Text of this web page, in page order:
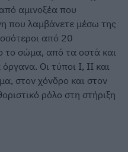
αμινοξέα που
που λαμβάνετε μέσω της
από 20
το σώμα, από τα οστά και
Οι τύποι I, II και
στον χόνδρο και στον
ρόλο στη στήριξη